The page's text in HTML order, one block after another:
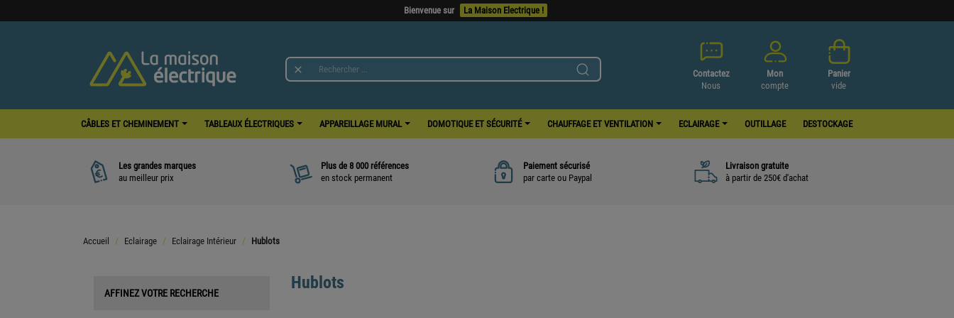
Bienvenue sur La Maison Electrique !

Contactez
Nous
Mon
compte
Panier
vide
CÂBLES ET CHEMINEMENT TABLEAUX ÉLECTRIQUES APPAREILLAGE MURAL DOMOTIQUE ET SÉCURITÉ CHAUFFAGE ET VENTILATION ECLAIRAGE OUTILLAGE DESTOCKAGE
Les grandes marques
au meilleur prix
Plus de 8 000 références
en stock permanent
Paiement sécurisé
par carte ou Paypal
Livraison gratuite
à partir de 250€ d'achat
Accueil Eclairage Eclairage Intérieur Hublots
AFFINEZ VOTRE RECHERCHE
Hublots